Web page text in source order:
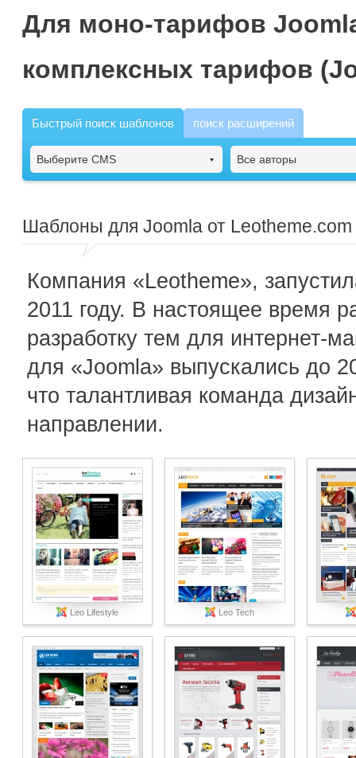
Для моно-тарифов
комплексных тарифов
Быстрый поиск шаблонов поиск расширений
Выберите CMS Все авторы
Шаблоны для Joomla от Leotheme.com
Компания «Leotheme»,
2011 году. В настоящее время
разработку тем для интернет-
для «Joomla» выпускались до
что талантливая команда
направлении.
Leo Lifestyle Leo Tech